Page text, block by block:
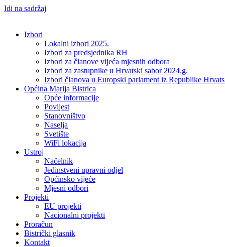
Idi na sadržaj
Izbori
Lokalni izbori 2025.
Izbori za predsjednika RH
Izbori za članove vijeća mjesnih odbora
Izbori za zastupnike u Hrvatski sabor 2024.g.
Izbori članova u Europski parlament iz Republike
Općina Marija Bistrica
Opće informacije
Povijest
Stanovništvo
Naselja
Svetište
WiFi lokacija
Ustroj
Načelnik
Jedinstveni upravni odjel
Općinsko vijeće
Mjesni odbori
Projekti
EU projekti
Nacionalni projekti
Proračun
Bistrički glasnik
Kontakt